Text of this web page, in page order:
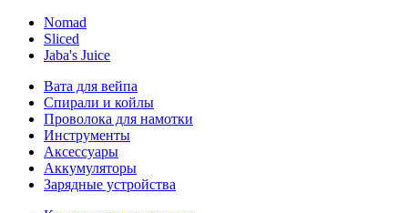
Nomad
Sliced
Jaba's Juice
Вата для вейпа
Спирали и койлы
Проволока для намотки
Инструменты
Аксесcуары
Аккумуляторы
Зарядные устройства